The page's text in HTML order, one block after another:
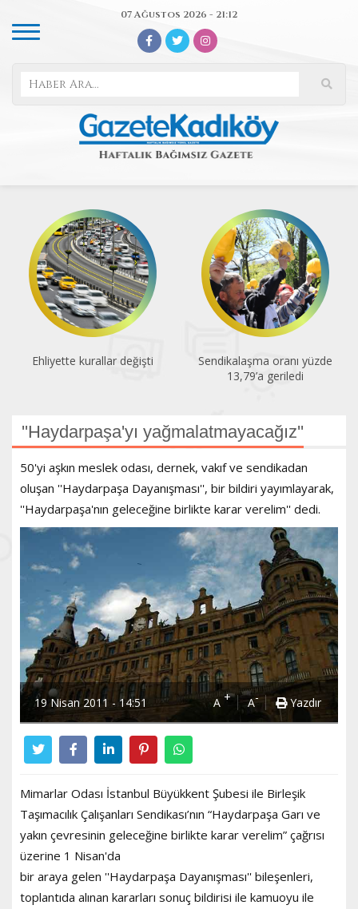
07 Ağustos 2026 - 21:12
Ehliyette kurallar değişti
Sendikalaşma oranı yüzde
13,79’a geriledi
''Haydarpaşa'yı yağmalatmayacağız''
50'yi aşkın meslek odası, dernek, vakıf ve sendikadan
oluşan ''Haydarpaşa Dayanışması'', bir bildiri yayımlayarak,
''Haydarpaşa'nın geleceğine birlikte karar verelim'' dedi.
19 Nisan 2011 - 14:51 A + A- Yazdır
Mimarlar Odası İstanbul Büyükkent Şubesi ile Birleşik
Taşımacılık Çalışanları Sendikası’nın “Haydarpaşa Garı ve
yakın çevresinin geleceğine birlikte karar verelim” çağrısı
üzerine 1 Nisan'da
bir araya gelen ''Haydarpaşa Dayanışması'' bileşenleri,
toplantıda alınan kararları sonuç bildirisi ile kamuoyu ile